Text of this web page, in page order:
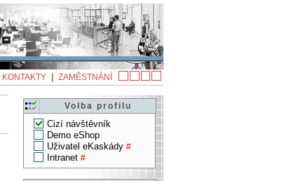
KONTAKTY ZAMĚSTNÁNÍ
Volba profilu
Cizí návštěvník
Demo eShop
Uživatel eKaskády #
Intranet #